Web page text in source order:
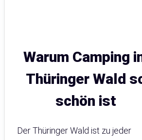
Warum Camping
Thüringer Wald
schön ist
Der Thüringer Wald ist zu jeder